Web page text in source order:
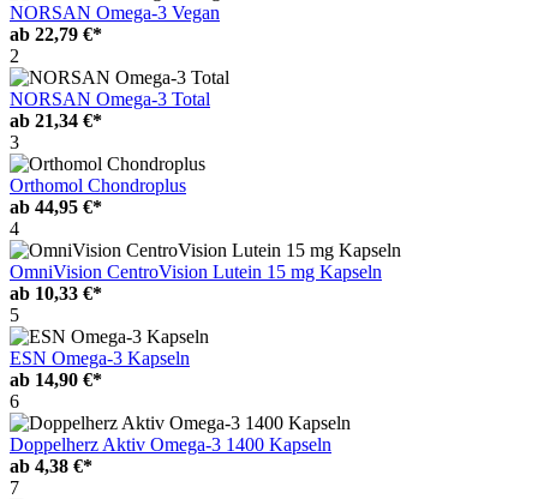
NORSAN Omega-3 Vegan
ab 22,79 €*
2
NORSAN Omega-3 Total
ab 21,34 €*
3
Orthomol Chondroplus
ab 44,95 €*
4
OmniVision CentroVision Lutein 15 mg Kapseln
ab 10,33 €*
5
ESN Omega-3 Kapseln
ab 14,90 €*
6
Doppelherz Aktiv Omega-3 1400 Kapseln
ab 4,38 €*
7